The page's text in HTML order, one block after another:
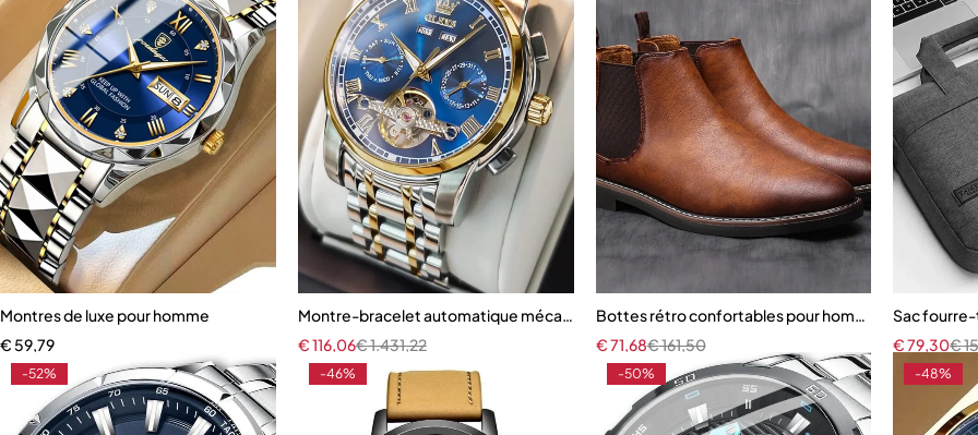
Montres de luxe pour homme
€ 59,79
Montre-bracelet automatique mécanique pour hommes
€1.431,22
€116,06
Bottes rétro confortables pour hommes
€161,50
€71,68
Sac
€
€79,30
-52% -46% -50% -48%